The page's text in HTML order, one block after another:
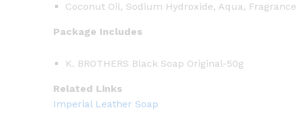
Coconut Oil, Sodium Hydroxide, Aqua,
Package Includes
K. BROTHERS Black Soap Original-50g
Related Links
Imperial Leather Soap